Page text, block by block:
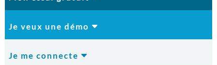
C
Je veux une démo
C
Je me connecte